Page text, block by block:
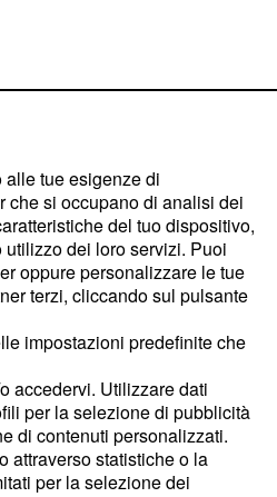
tue esigenze di
che si occupano di analisi dei
del tuo dispositivo,
dei loro servizi. Puoi
oppure personalizzare le tue
terzi, cliccando sul pulsante
impostazioni predefinite che
accedervi. Utilizzare dati
per la selezione di pubblicità
di contenuti personalizzati.
attraverso statistiche o la
per la selezione dei